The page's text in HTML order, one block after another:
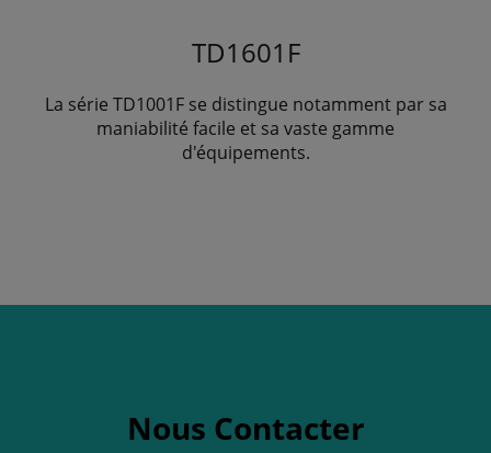
TD1601F
La série TD1001F se distingue notamment par sa
maniabilité facile et sa vaste gamme
d'équipements.
Nous Contacter